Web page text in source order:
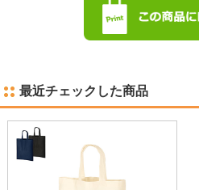
最近チェックした商品